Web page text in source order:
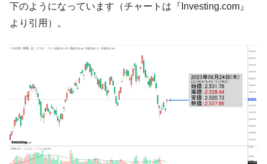
『Money1』
動」
『Money1』
中国だけが鉄鋼輸出を異常増加させる ⇒ 中
国の過剰生産が世界を蝕む。
『Money1』
韓国製造業「半導体絶好調」のウラで他業
種は全般的「不調」⇒ PSIが示す現況は決して良くない。
『Money1』
【米韓激突案件】韓国消費者院が『クーパ
ン』1人当たり賠償10万ウォンを認定 ⇒ 総額3兆7,000億
『Money1』
下のようになっています（チャートは『Investing.com』
より引用）。